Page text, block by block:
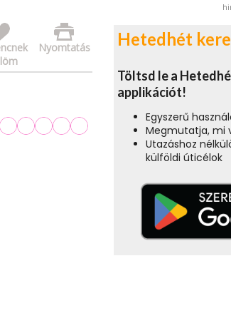
Nyomtatás Hetedhét
Töltsd le a
applikációt!
Egyszerű
Megmutatja, mi
Utazáshoz
külföldi úticélok